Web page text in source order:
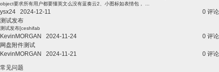
object要求所有用户都要懂英文么没有蓝奏云2、小图标如表情包， ...
ysx24 2024-12-11
0 评论
测试发布
测试发布[ceshifab
KevinMORGAN 2024-11-24
0 评论
网盘附件测试
KevinMORGAN
2024-11-21
0 评论
常见问题